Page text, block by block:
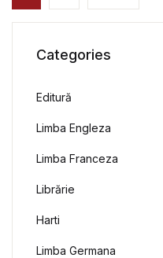
Categories
Editură
Limba Engleza
Limba Franceza
Librărie
Harti
Limba Germana